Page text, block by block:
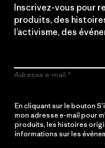
Inscrivez-vous pour
produits, des
l’activisme, des
Adresse e-mail
En cliquant sur le bouton
mon adresse e-mail pour
produits, les histoires
informations sur les